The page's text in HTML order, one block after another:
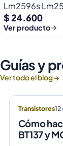
Lm2596s
Usb 9-36v A 5v
$ 24.600
Ver producto
Guías y
Ver todo el blog →
Transistores
Cómo
BT137 y